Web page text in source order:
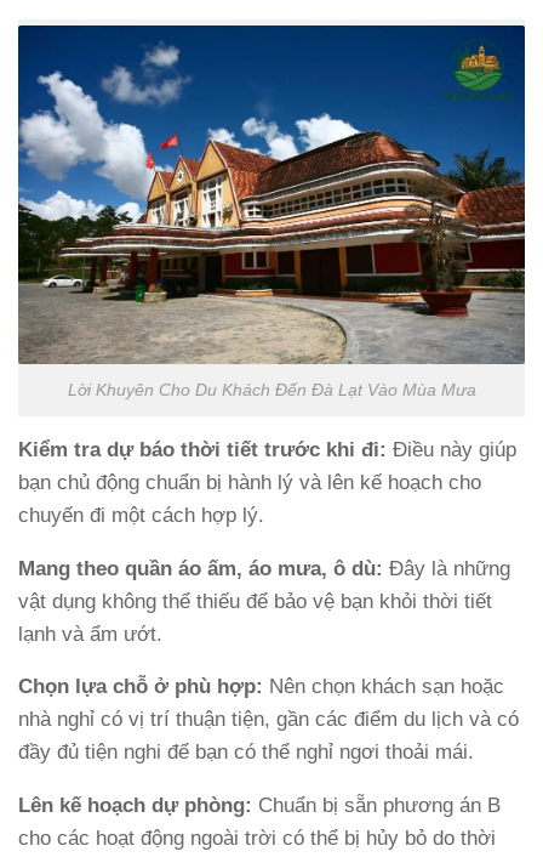
Lời Khuyên Cho Du Khách Đến Đà Lạt Vào Mùa Mưa
Kiểm tra dự báo thời tiết trước khi đi: Điều này giúp
bạn chủ động chuẩn bị hành lý và lên kế hoạch cho
chuyến đi một cách hợp lý.
Mang theo quần áo ấm, áo mưa, ô dù: Đây là những
vật dụng không thể thiếu để bảo vệ bạn khỏi thời tiết
lạnh và ẩm ướt.
Chọn lựa chỗ ở phù hợp: Nên chọn khách sạn hoặc
nhà nghỉ có vị trí thuận tiện, gần các điểm du lịch và có
đầy đủ tiện nghi để bạn có thể nghỉ ngơi thoải mái.
Lên kế hoạch dự phòng: Chuẩn bị sẵn phương án B
cho các hoạt động ngoài trời có thể bị hủy bỏ do thời